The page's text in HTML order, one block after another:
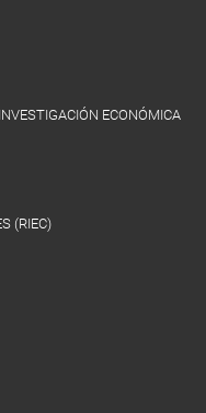
ECONÓMICA
(RIEC)